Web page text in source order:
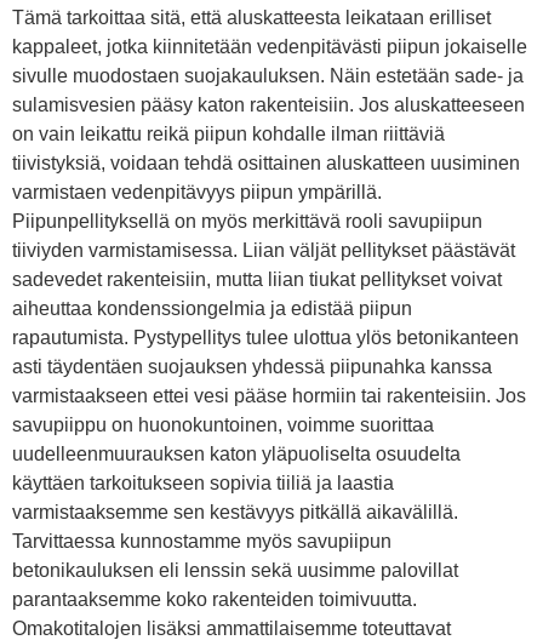
Tämä tarkoittaa sitä, että aluskatteesta leikataan erilliset
kappaleet, jotka kiinnitetään vedenpitävästi piipun jokaiselle
sivulle muodostaen suojakauluksen. Näin estetään sade- ja
sulamisvesien pääsy katon rakenteisiin. Jos aluskatteeseen
on vain leikattu reikä piipun kohdalle ilman riittäviä
tiivistyksiä, voidaan tehdä osittainen aluskatteen uusiminen
varmistaen vedenpitävyys piipun ympärillä.
Piipunpellityksellä on myös merkittävä rooli savupiipun
tiiviyden varmistamisessa. Liian väljät pellitykset päästävät
sadevedet rakenteisiin, mutta liian tiukat pellitykset voivat
aiheuttaa kondenssiongelmia ja edistää piipun
rapautumista. Pystypellitys tulee ulottua ylös betonikanteen
asti täydentäen suojauksen yhdessä piipunahka kanssa
varmistaakseen ettei vesi pääse hormiin tai rakenteisiin. Jos
savupiippu on huonokuntoinen, voimme suorittaa
uudelleenmuurauksen katon yläpuoliselta osuudelta
käyttäen tarkoitukseen sopivia tiiliä ja laastia
varmistaaksemme sen kestävyys pitkällä aikavälillä.
Tarvittaessa kunnostamme myös savupiipun
betonikauluksen eli lenssin sekä uusimme palovillat
parantaaksemme koko rakenteiden toimivuutta.
Omakotitalojen lisäksi ammattilaisemme toteuttavat